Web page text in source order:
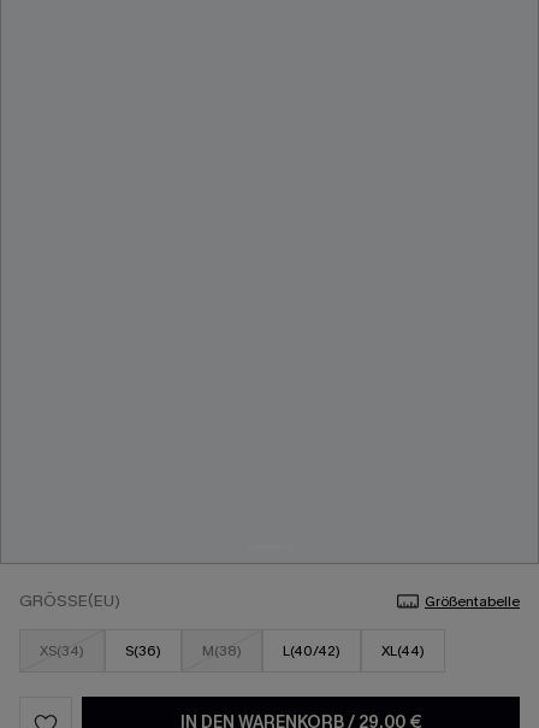
GRÖSSE(EU) Größentabelle
XS(34) S(36) M(38) L(40/42) XL(44)
IN DEN WARENKORB/ 29,00 €